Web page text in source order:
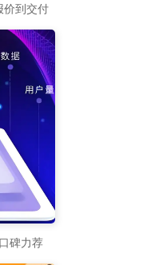
价到交付
碑力荐